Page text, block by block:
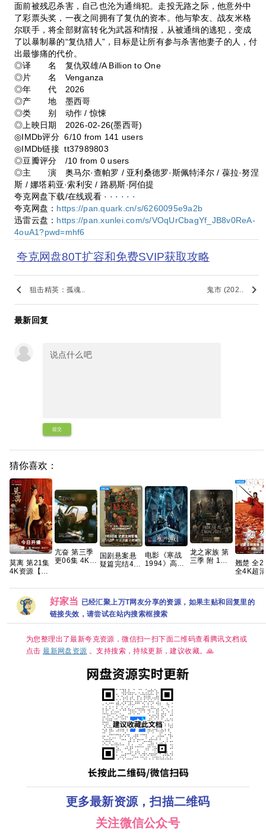
面前被残忍杀害，自己也沦为通缉犯。走投无路之际，他意外中
了彩票头奖，一夜之间拥有了复仇的资本。他与挚友、战友米格
尔联手，将全部财富转化为武器和情报，从被通缉的逃犯，变成
了以暴制暴的“复仇猎人”，目标是让所有参与杀害他妻子的人，付
出最惨痛的代价。
◎译 名 复仇双雄/A Billion to One‎
◎片 名 Venganza
◎年 代 2026
◎产 地 墨西哥
◎类 别 动作 / 惊悚
◎上映日期 2026-02-26(墨西哥)
◎IMDb评分 6/10 from 141 users
◎IMDb链接 tt37989803
◎豆瓣评分 /10 from 0 users
◎主 演 奥马尔·查帕罗 / 亚利桑德罗·斯佩特泽尔 / 葆拉·努涅
斯 / 娜塔莉亚·索利安 / 路易斯·阿伯提
夸克网盘下载/在线观看 · · · · · ·
夸克网盘： https://pan.quark.cn/s/6260095e9a2b
迅雷云盘： https://pan.xunlei.com/s/VOqUrCbagYf_JB8v0ReA-
4ouA1?pwd=mhf6
夸克网盘80T扩容和免费SVIP获取攻略
keyboard_arrow_left 狙击精英：孤魂.. 鬼市 (202.. keyboard_arrow_right
最新回复
提交
猜你喜欢：
莫离 第21集
4K资源【实
清在线 网盘
下载
亢奋 第三季
更06集 4K
国剧悬案悬
疑篇完结4K
集上线 王传
君江奇霖杨
烁主演
电影《寒战
1994》高清
源链接
龙之家族 第
三季 附 1～2
7GB左右】
翘楚 全24集
全4K超清
字】【
【完结】
好家当 已经汇聚上万T网友分享的资源，如果主贴和回复里的
链接失效，请尝试在站内搜索框搜索
为您整理出了最新夸克资源，微信扫一扫下面二维码查看腾讯文档或
点击最新网盘资源 。支持搜索，持续更新，建议收藏。🙏
更多最新资源，扫描二维码
关注微信公众号